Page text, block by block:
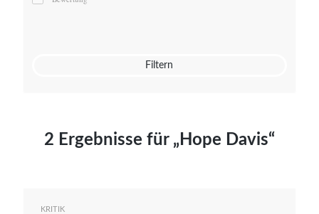
Mato von Vogelstein
Filtern
2 Ergebnisse für „Hope Davis“
KRITIK